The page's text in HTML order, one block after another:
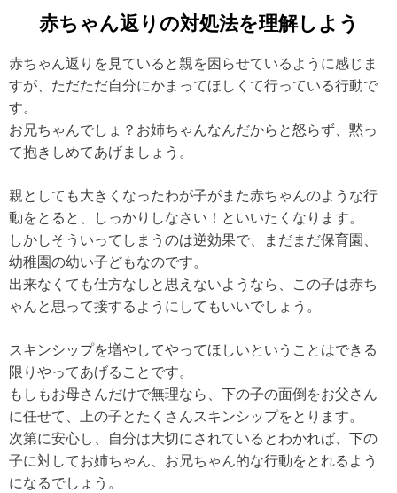
赤ちゃん返りの対処法を理解しよう
赤ちゃん返りを見ていると親を困らせているように感じま
すが、ただただ自分にかまってほしくて行っている行動で
す。
お兄ちゃんでしょ？お姉ちゃんなんだからと怒らず、黙っ
て抱きしめてあげましょう。
親としても大きくなったわが子がまた赤ちゃんのような行
動をとると、しっかりしなさい！といいたくなります。
しかしそういってしまうのは逆効果で、まだまだ保育園、
幼稚園の幼い子どもなのです。
出来なくても仕方なしと思えないようなら、この子は赤ち
ゃんと思って接するようにしてもいいでしょう。
スキンシップを増やしてやってほしいということはできる
限りやってあげることです。
もしもお母さんだけで無理なら、下の子の面倒をお父さん
に任せて、上の子とたくさんスキンシップをとります。
次第に安心し、自分は大切にされているとわかれば、下の
子に対してお姉ちゃん、お兄ちゃん的な行動をとれるよう
になるでしょう。